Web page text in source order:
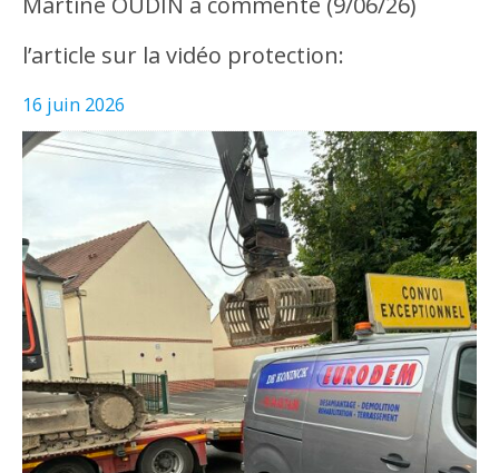
l’article sur la vidéo protection:
16 juin 2026